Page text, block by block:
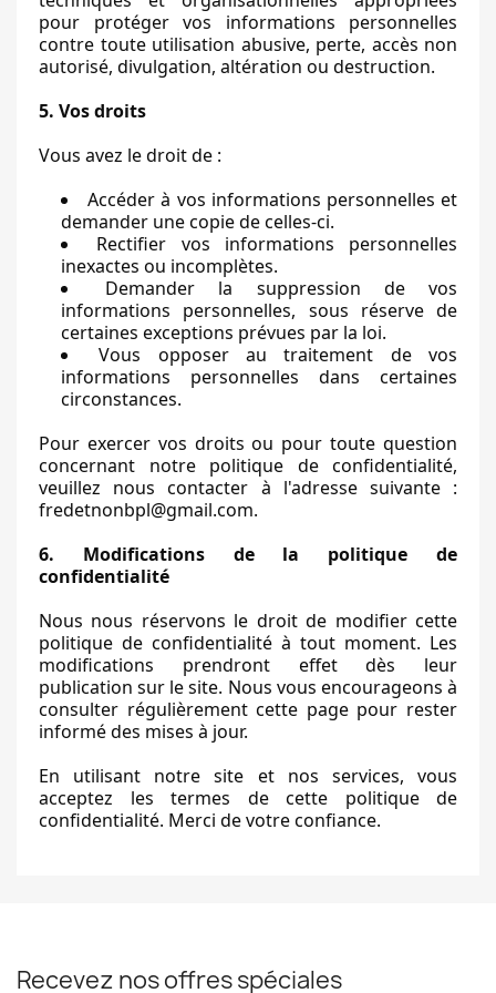
pour protéger vos informations personnelles
contre toute utilisation abusive, perte, accès non
autorisé, divulgation, altération ou destruction.
5. Vos droits
Vous avez le droit de :
Accéder à vos informations personnelles et
demander une copie de celles-ci.
Rectifier vos informations personnelles
inexactes ou incomplètes.
Demander la suppression de vos
informations personnelles, sous réserve de
certaines exceptions prévues par la loi.
Vous opposer au traitement de vos
informations personnelles dans certaines
circonstances.
Pour exercer vos droits ou pour toute question
concernant notre politique de confidentialité,
veuillez nous contacter à l'adresse suivante :
fredetnonbpl@gmail.com.
6. Modifications de la politique de
confidentialité
Nous nous réservons le droit de modifier cette
politique de confidentialité à tout moment. Les
modifications prendront effet dès leur
publication sur le site. Nous vous encourageons à
consulter régulièrement cette page pour rester
informé des mises à jour.
En utilisant notre site et nos services, vous
acceptez les termes de cette politique de
confidentialité. Merci de votre confiance.
Recevez nos offres spéciales